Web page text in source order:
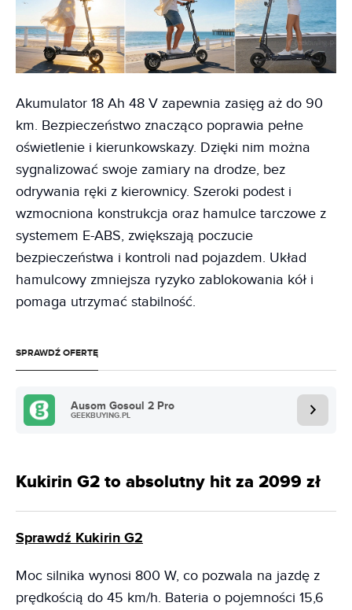
Akumulator 18 Ah 48 V zapewnia zasięg aż do 90
km. Bezpieczeństwo znacząco poprawia pełne
oświetlenie i kierunkowskazy. Dzięki nim można
sygnalizować swoje zamiary na drodze, bez
odrywania ręki z kierownicy. Szeroki podest i
wzmocniona konstrukcja oraz hamulce tarczowe z
systemem E-ABS, zwiększają poczucie
bezpieczeństwa i kontroli nad pojazdem. Układ
hamulcowy zmniejsza ryzyko zablokowania kół i
pomaga utrzymać stabilność.
SPRAWDŹ OFERTĘ
Ausom Gosoul 2 Pro
GEEKBUYING.PL
Kukirin G2 to absolutny hit za 2099 zł
Sprawdź Kukirin G2
Moc silnika wynosi 800 W, co pozwala na jazdę z
prędkością do 45 km/h. Bateria o pojemności 15,6